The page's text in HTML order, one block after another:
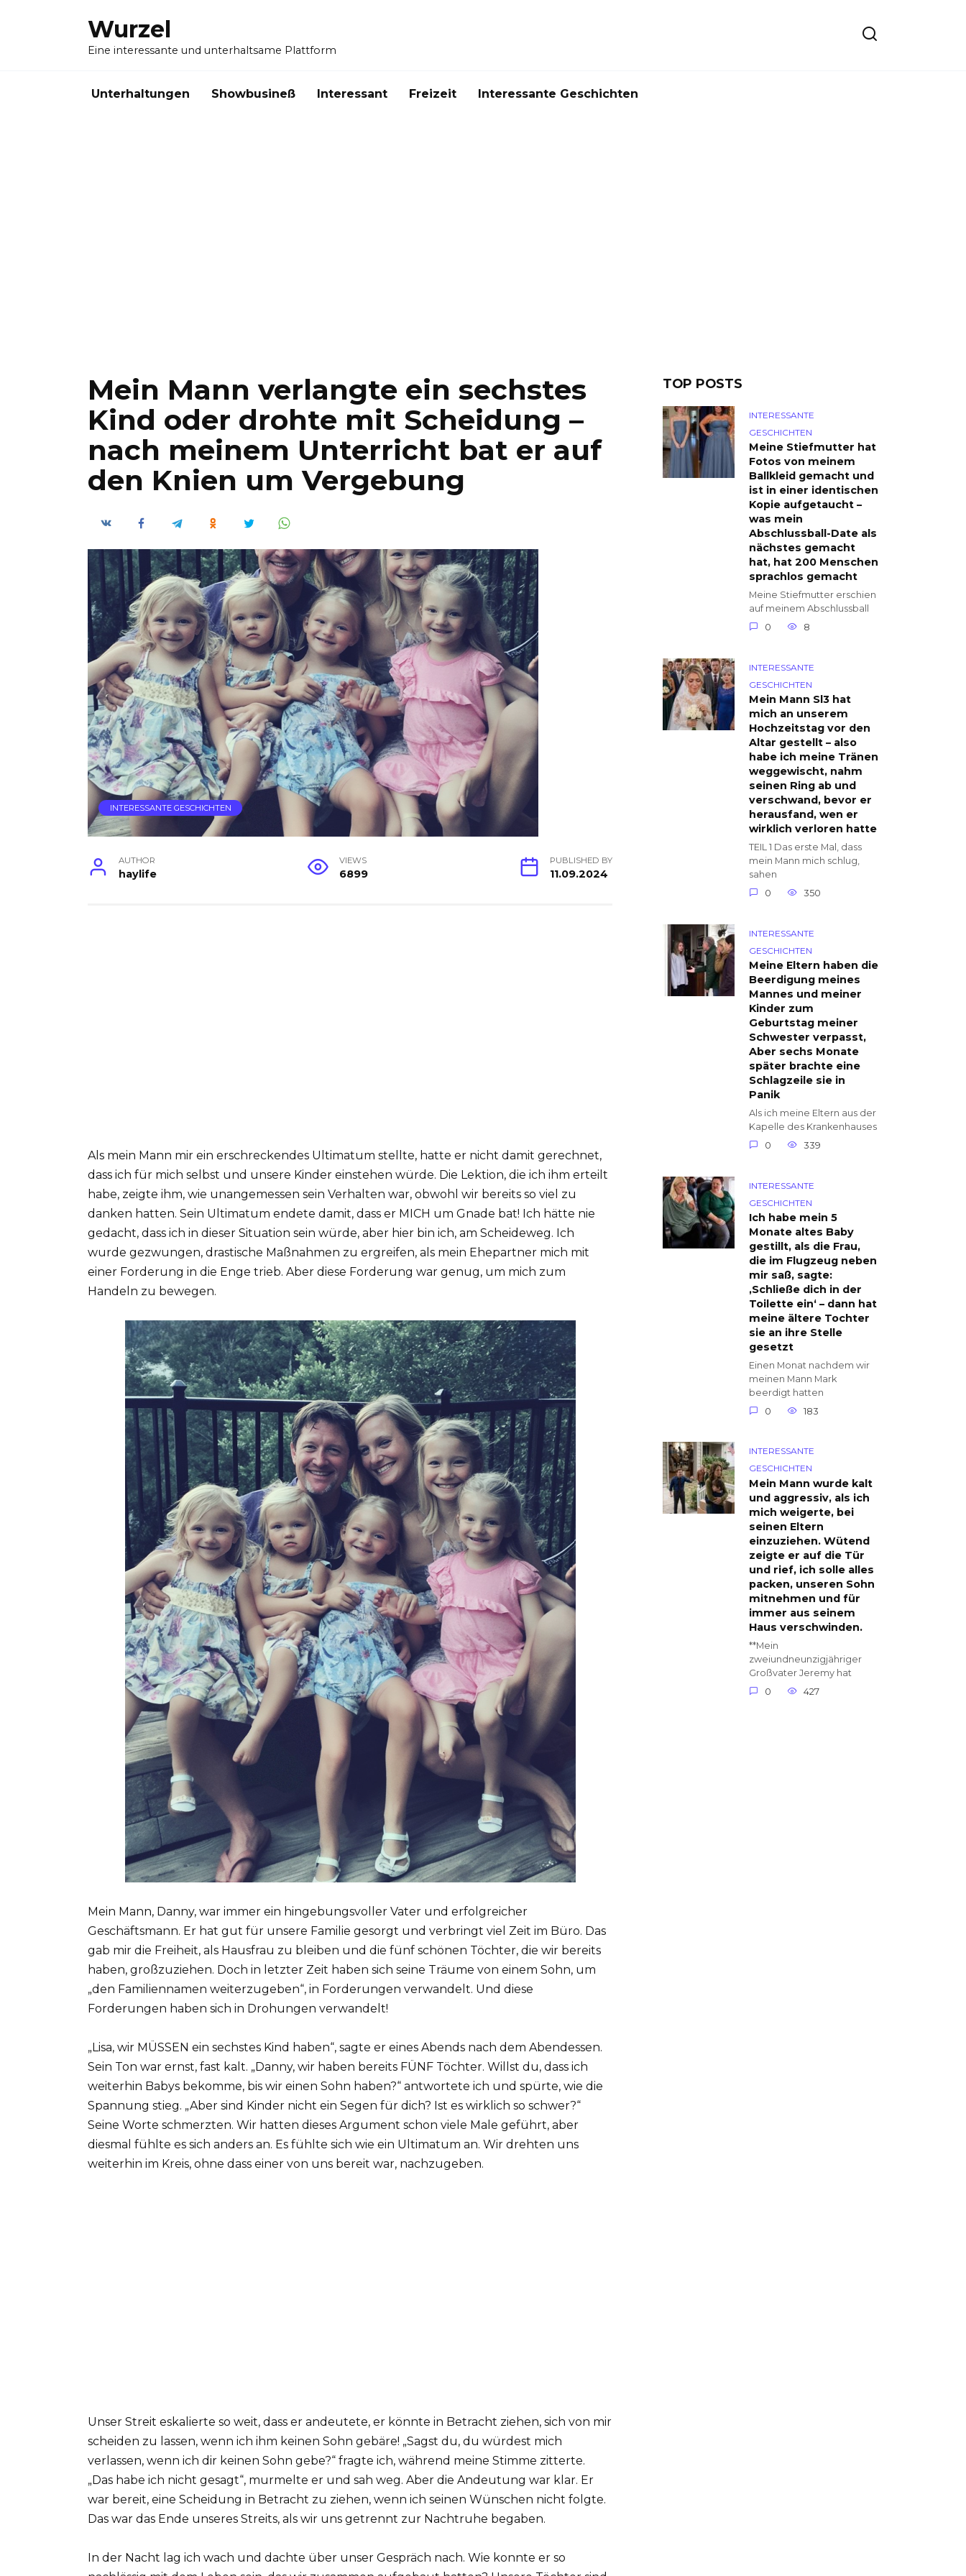
Wurzel
Eine interessante und unterhaltsame Plattform
Unterhaltungen Showbusineß Interessant Freizeit Interessante Geschichten
Mein Mann verlangte ein sechstes
Kind oder drohte mit Scheidung –
nach meinem Unterricht bat er auf
den Knien um Vergebung
INTERESSANTE GESCHICHTEN
AUTHOR
haylife
VIEWS
6899
PUBLISHED BY
11.09.2024
Als mein Mann mir ein erschreckendes Ultimatum stellte, hatte er nicht damit gerechnet,
dass ich für mich selbst und unsere Kinder einstehen würde. Die Lektion, die ich ihm erteilt
habe, zeigte ihm, wie unangemessen sein Verhalten war, obwohl wir bereits so viel zu
danken hatten. Sein Ultimatum endete damit, dass er MICH um Gnade bat! Ich hätte nie
gedacht, dass ich in dieser Situation sein würde, aber hier bin ich, am Scheideweg. Ich
wurde gezwungen, drastische Maßnahmen zu ergreifen, als mein Ehepartner mich mit
einer Forderung in die Enge trieb. Aber diese Forderung war genug, um mich zum
Handeln zu bewegen.
Mein Mann, Danny, war immer ein hingebungsvoller Vater und erfolgreicher
Geschäftsmann. Er hat gut für unsere Familie gesorgt und verbringt viel Zeit im Büro. Das
gab mir die Freiheit, als Hausfrau zu bleiben und die fünf schönen Töchter, die wir bereits
haben, großzuziehen. Doch in letzter Zeit haben sich seine Träume von einem Sohn, um
„den Familiennamen weiterzugeben“, in Forderungen verwandelt. Und diese
Forderungen haben sich in Drohungen verwandelt!
„Lisa, wir MÜSSEN ein sechstes Kind haben“, sagte er eines Abends nach dem Abendessen.
Sein Ton war ernst, fast kalt. „Danny, wir haben bereits FÜNF Töchter. Willst du, dass ich
weiterhin Babys bekomme, bis wir einen Sohn haben?“ antwortete ich und spürte, wie die
Spannung stieg. „Aber sind Kinder nicht ein Segen für dich? Ist es wirklich so schwer?“
Seine Worte schmerzten. Wir hatten dieses Argument schon viele Male geführt, aber
diesmal fühlte es sich anders an. Es fühlte sich wie ein Ultimatum an. Wir drehten uns
weiterhin im Kreis, ohne dass einer von uns bereit war, nachzugeben.
Unser Streit eskalierte so weit, dass er andeutete, er könnte in Betracht ziehen, sich von mir
scheiden zu lassen, wenn ich ihm keinen Sohn gebäre! „Sagst du, du würdest mich
verlassen, wenn ich dir keinen Sohn gebe?“ fragte ich, während meine Stimme zitterte.
„Das habe ich nicht gesagt“, murmelte er und sah weg. Aber die Andeutung war klar. Er
war bereit, eine Scheidung in Betracht zu ziehen, wenn ich seinen Wünschen nicht folgte.
Das war das Ende unseres Streits, als wir uns getrennt zur Nachtruhe begaben.
In der Nacht lag ich wach und dachte über unser Gespräch nach. Wie konnte er so
TOP POSTS
INTERESSANTE
GESCHICHTEN
Meine Stiefmutter hat
Fotos von meinem
Ballkleid gemacht und
ist in einer identischen
Kopie aufgetaucht –
was mein
Abschlussball-Date als
nächstes gemacht
hat, hat 200 Menschen
sprachlos gemacht
Meine Stiefmutter erschien
auf meinem Abschlussball
0
8
INTERESSANTE
GESCHICHTEN
Mein Mann Sl3 hat
mich an unserem
Hochzeitstag vor den
Altar gestellt – also
habe ich meine Tränen
weggewischt, nahm
seinen Ring ab und
verschwand, bevor er
herausfand, wen er
wirklich verloren hatte
TEIL 1 Das erste Mal, dass
mein Mann mich schlug,
sahen
0
350
INTERESSANTE
GESCHICHTEN
Meine Eltern haben die
Beerdigung meines
Mannes und meiner
Kinder zum
Geburtstag meiner
Schwester verpasst,
Aber sechs Monate
später brachte eine
Schlagzeile sie in
Panik
Als ich meine Eltern aus der
Kapelle des Krankenhauses
0
339
INTERESSANTE
GESCHICHTEN
Ich habe mein 5
Monate altes Baby
gestillt, als die Frau,
die im Flugzeug neben
mir saß, sagte:
‚Schließe dich in der
Toilette ein‘ – dann hat
meine ältere Tochter
sie an ihre Stelle
gesetzt
Einen Monat nachdem wir
meinen Mann Mark
beerdigt hatten
0
183
INTERESSANTE
GESCHICHTEN
Mein Mann wurde kalt
und aggressiv, als ich
mich weigerte, bei
seinen Eltern
einzuziehen. Wütend
zeigte er auf die Tür
und rief, ich solle alles
packen, unseren Sohn
mitnehmen und für
immer aus seinem
Haus verschwinden.
**Mein
zweiundneunzigjähriger
Großvater Jeremy hat
0
427